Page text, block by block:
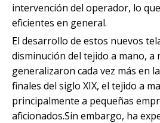
intervención del operador, lo
eficientes en general.
El desarrollo de estos nuevos
disminución del tejido a mano, a
generalizaron cada vez más en
finales del siglo XIX, el tejido a
principalmente a pequeñas
aficionados.Sin embargo, ha